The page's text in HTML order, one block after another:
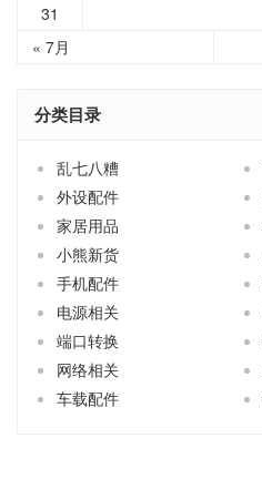
« 7月
31
分类目录
乱七八糟
外设配件
家居用品
小熊新货
手机配件
电源相关
端口转换
网络相关
车载配件